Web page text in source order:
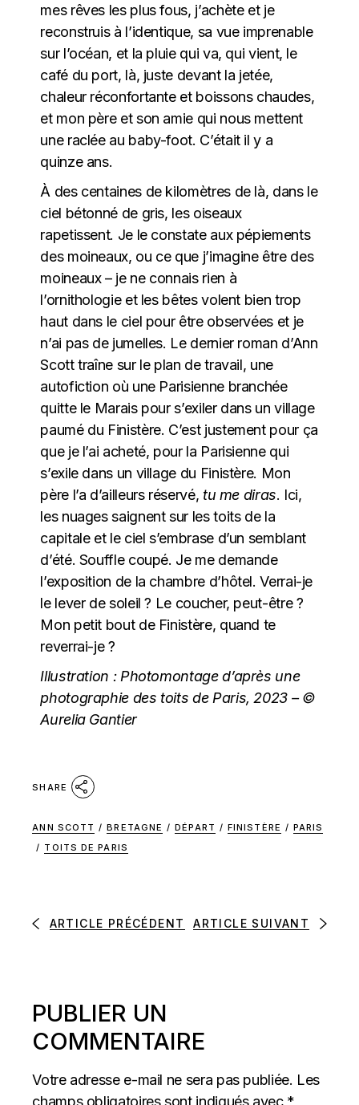
mes rêves les plus fous, j’achète et je
reconstruis à l’identique, sa vue imprenable
sur l’océan, et la pluie qui va, qui vient, le
café du port, là, juste devant la jetée,
chaleur réconfortante et boissons chaudes,
et mon père et son amie qui nous mettent
une raclée au baby-foot. C’était il y a
quinze ans.
À des centaines de kilomètres de là, dans le
ciel bétonné de gris, les oiseaux
rapetissent. Je le constate aux pépiements
des moineaux, ou ce que j’imagine être des
moineaux – je ne connais rien à
l’ornithologie et les bêtes volent bien trop
haut dans le ciel pour être observées et je
n’ai pas de jumelles. Le dernier roman d’Ann
Scotttraîne sur le plan de travail, une
autofiction où une Parisienne branchée
quitte le Marais pour s’exiler dans un village
paumé du Finistère. C’est justement pour ça
que je l’ai acheté, pour la Parisienne qui
s’exile dans un village du Finistère. Mon
père l’a d’ailleurs réservé, tu me diras. Ici,
les nuages saignent sur les toits de la
capitale et le ciel s’embrase d’un semblant
d’été. Souffle coupé. Je me demande
l’exposition de la chambre d’hôtel. Verrai-je
le lever de soleil ? Le coucher, peut-être ?
Mon petit bout de Finistère, quand te
reverrai-je ?
Illustration : Photomontage d’après une
photographie des toits de Paris, 2023 – ©
Aurelia Gantier
SHARE
ANN SCOTT / BRETAGNE / DÉPART / FINISTÈRE / PARIS
/ TOITS DE PARIS
ARTICLE PRÉCÉDENT ARTICLE SUIVANT
PUBLIER UN
COMMENTAIRE
Votre adresse e-mail ne sera pas publiée. Les